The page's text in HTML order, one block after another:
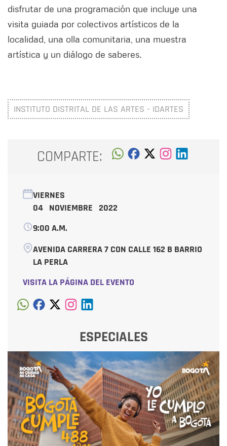
disfrutar de una programación que incluye una
visita guiada por colectivos artísticos de la
localidad, una olla comunitaria, una muestra
artística y un diálogo de saberes.
INSTITUTO DISTRITAL DE LAS ARTES - IDARTES
COMPARTE:
VIERNES
04 NOVIEMBRE 2022
9:00 A.M.
AVENIDA CARRERA 7 CON CALLE 162 B BARRIO
LA PERLA
VISITA LA PÁGINA DEL EVENTO
ESPECIALES